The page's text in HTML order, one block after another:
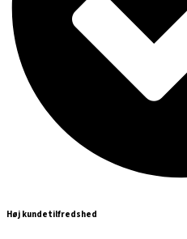
Høj kundetilfredshed